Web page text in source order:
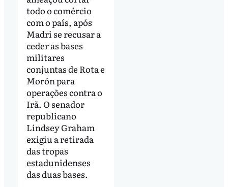
todo o comércio
com o país, após
Madri se recusar a
ceder as bases
militares
conjuntas de Rota e
Morón para
operações contra o
Irã. O senador
republicano
Lindsey Graham
exigiu a retirada
das tropas
estadunidenses
das duas bases.